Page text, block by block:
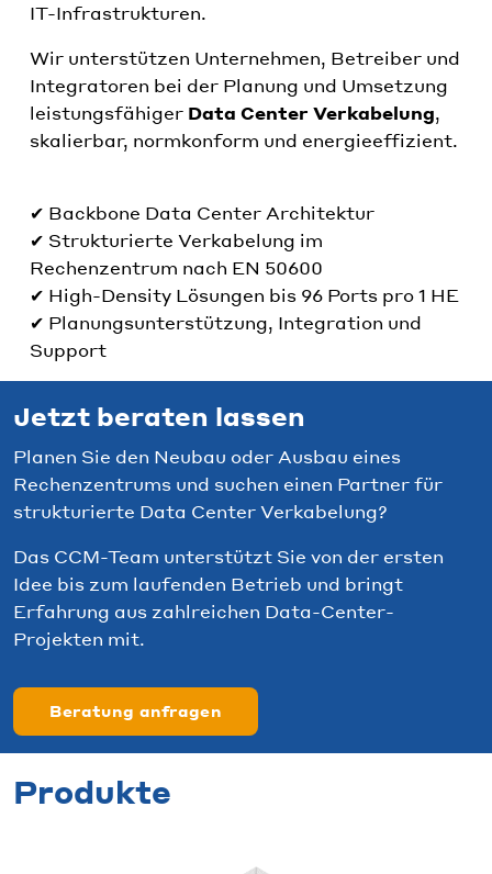
IT-Infrastrukturen.
Wir unterstützen Unternehmen, Betreiber und
Integratoren bei der Planung und Umsetzung
leistungsfähiger Data Center Verkabelung,
skalierbar, normkonform und energieeffizient.
✔ Backbone Data Center Architektur
✔ Strukturierte Verkabelung im
Rechenzentrum nach EN 50600
✔ High-Density Lösungen bis 96 Ports pro 1 HE
✔ Planungsunterstützung, Integration und
Support
Jetzt beraten lassen
Planen Sie den Neubau oder Ausbau eines
Rechenzentrums und suchen einen Partner für
strukturierte Data Center Verkabelung?
Das CCM-Team unterstützt Sie von der ersten
Idee bis zum laufenden Betrieb und bringt
Erfahrung aus zahlreichen Data-Center-
Projekten mit.
Beratung anfragen
Produkte